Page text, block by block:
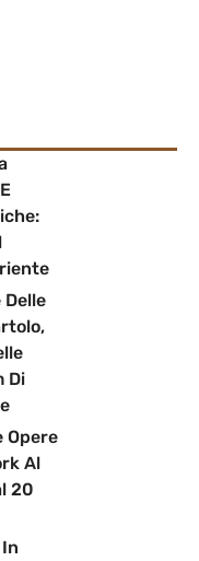
Delle
Di
Opere
Al
20